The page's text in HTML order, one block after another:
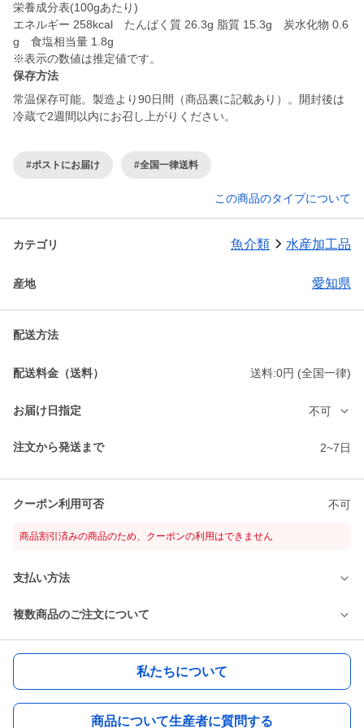
栄養成分表(100gあたり)
エネルギー 258kcal たんぱく質 26.3g 脂質 15.3g 炭水化物 0.6
g 食塩相当量 1.8g
※表示の数値は推定値です。
保存方法
常温保存可能。製造より90日間（商品裏に記載あり）。開封後は
冷蔵で2週間以内にお召し上がりください。
#ポストにお届け #全国一律送料
この商品のタイプについて
カテゴリ 魚介類 水産加工品
産地 愛知県
配送方法
配送料金（送料） 送料:0円 (全国一律)
お届け日指定 不可
注文から発送まで 2~7日
クーポン利用可否 不可
商品割引済みの商品のため、クーポンの利用はできません
支払い方法
複数商品のご注文について
私たちについて
商品について生産者に質問する